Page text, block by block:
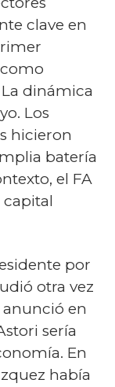
clave en
dinámica
Los
hicieron
batería
el FA
por
otra vez
en
sería
En
había